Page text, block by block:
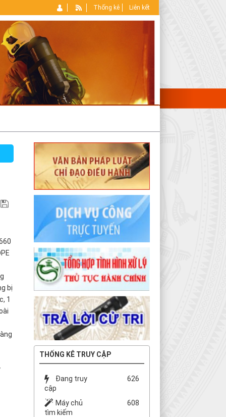
Thống kê Liên kết
bị
1
THỐNG KÊ TRUY CẬP
Đang truy
cập
626
Máy chủ
tìm kiếm
608